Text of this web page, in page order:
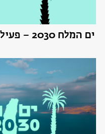
ים המלח 2030 – פעילויות וסיורים